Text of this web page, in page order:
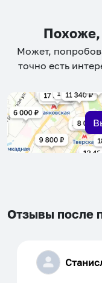
question
mark
to
get
the
keyboard
Похоже,
Может,
точно есть
Отзывы после